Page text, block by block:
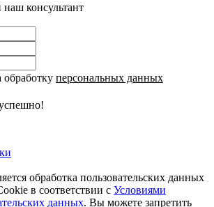
консультант
обработку персональных данных
обработка пользовательских данных
в соответствии с Условиями
данных. Вы можете запретить